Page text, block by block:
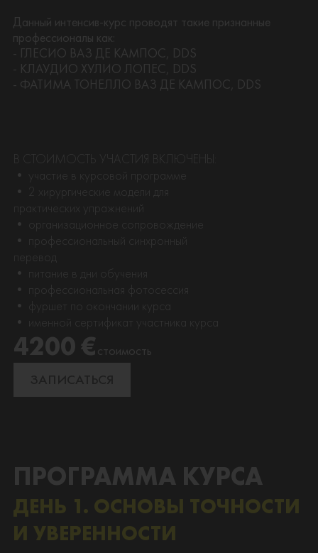
Данный интенсив-курс проводят такие признанные
профессионалы как:
- ГЛЕСИО ВАЗ ДЕ КАМПОС, DDS
- КЛАУДИО ХУЛИО ЛОПЕС, DDS
- ФАТИМА ТОНЕЛЛО ВАЗ ДЕ КАМПОС, DDS
4200 €стоимость
В СТОИМОСТЬ УЧАСТИЯ ВКЛЮЧЕНЫ:
• участие в курсовой программе
• 2 хирургические модели для
практических упражнений
• организационное сопровождение
• профессиональный синхронный
перевод
• питание в дни обучения
• профессиональная фотосессия
• фуршет по окончании курса
• именной сертификат участника курса
ПРОГРАММА КУРСА
ДЕНЬ 1. ОСНОВЫ ТОЧНОСТИ
И УВЕРЕННОСТИ